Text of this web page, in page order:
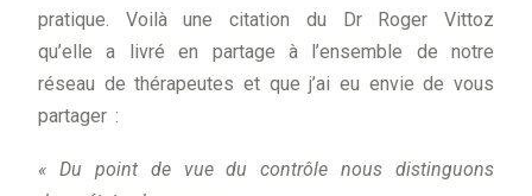
pratique. Voilà une citation du Dr Roger Vittoz
qu’elle a livré en partage à l’ensemble de notre
réseau de thérapeutes et que j’ai eu envie de vous
partager :
« Du point de vue du contrôle nous distinguons